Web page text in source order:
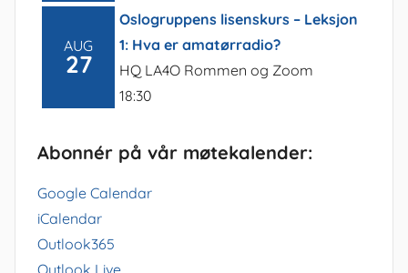
AUG
27
Oslogruppens lisenskurs – Leksjon
1: Hva er amatørradio?
HQ LA4O Rommen og Zoom
18:30
Abonnér på vår møtekalender:
Google Calendar
iCalendar
Outlook365